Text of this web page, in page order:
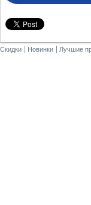
Скидки Новинки Лучшие